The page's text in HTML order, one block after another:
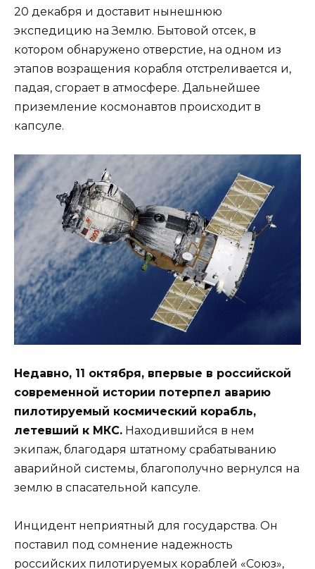
20 декабря и доставит нынешнюю
экспедицию на Землю. Бытовой отсек, в
котором обнаружено отверстие, на одном из
этапов возращения корабля отстреливается и,
падая, сгорает в атмосфере. Дальнейшее
приземление космонавтов происходит в
капсуле.
Недавно, 11 октября, впервые в российской
современной истории потерпел аварию
пилотируемый космический корабль,
летевший к МКС. Находившийся в нем
экипаж, благодаря штатному срабатыванию
аварийной системы, благополучно вернулся на
землю в спасательной капсуле.
Инцидент неприятный для государства. Он
поставил под сомнение надежность
российских пилотируемых кораблей «Союз»,